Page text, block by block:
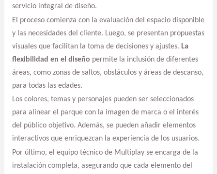
servicio integral de diseño.
El proceso comienza con la evaluación del espacio disponible
y las necesidades del cliente. Luego, se presentan propuestas
visuales que facilitan la toma de decisiones y ajustes. La
flexibilidad en el diseño permite la inclusión de diferentes
áreas, como zonas de saltos, obstáculos y áreas de descanso,
para todas las edades.
Los colores, temas y personajes pueden ser seleccionados
para alinear el parque con la imagen de marca o el interés
del público objetivo. Además, se pueden añadir elementos
interactivos que enriquezcan la experiencia de los usuarios.
Por último, el equipo técnico de Multiplay se encarga de la
instalación completa, asegurando que cada elemento del